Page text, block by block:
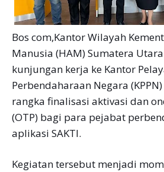
Bos com,Kantor Wilayah
Manusia (HAM) Sumatera
kunjungan kerja ke Kantor
Perbendaharaan Negara
rangka finalisasi aktivasi dan
(OTP) bagi para pejabat
aplikasi SAKTI.
Kegiatan tersebut menjadi